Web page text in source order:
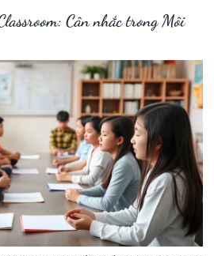
Cân nhắc trong Môi